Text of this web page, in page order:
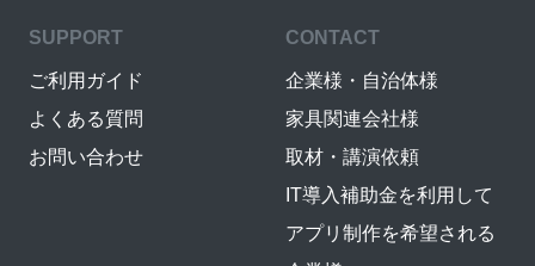
SUPPORT
ご利用ガイド
よくある質問
お問い合わせ
CONTACT
企業様・自治体様
家具関連会社様
取材・講演依頼
IT導入補助金を利用して
アプリ制作を希望される